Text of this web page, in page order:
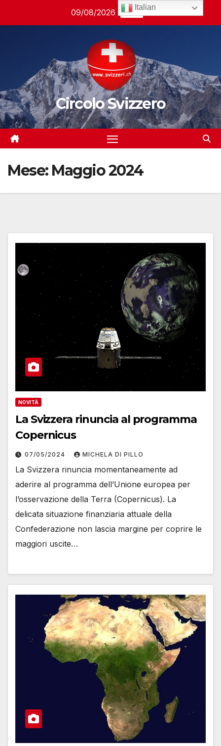
09/08/2026 14:37
Circolo Svizzero
Mese: Maggio 2024
NOVITÀ
La Svizzera rinuncia al programma
Copernicus
07/05/2024 MICHELA DI PILLO
La Svizzera rinuncia momentaneamente ad
aderire al programma dell’Unione europea per
l’osservazione della Terra (Copernicus). La
delicata situazione finanziaria attuale della
Confederazione non lascia margine per coprire le
maggiori uscite…
Italian